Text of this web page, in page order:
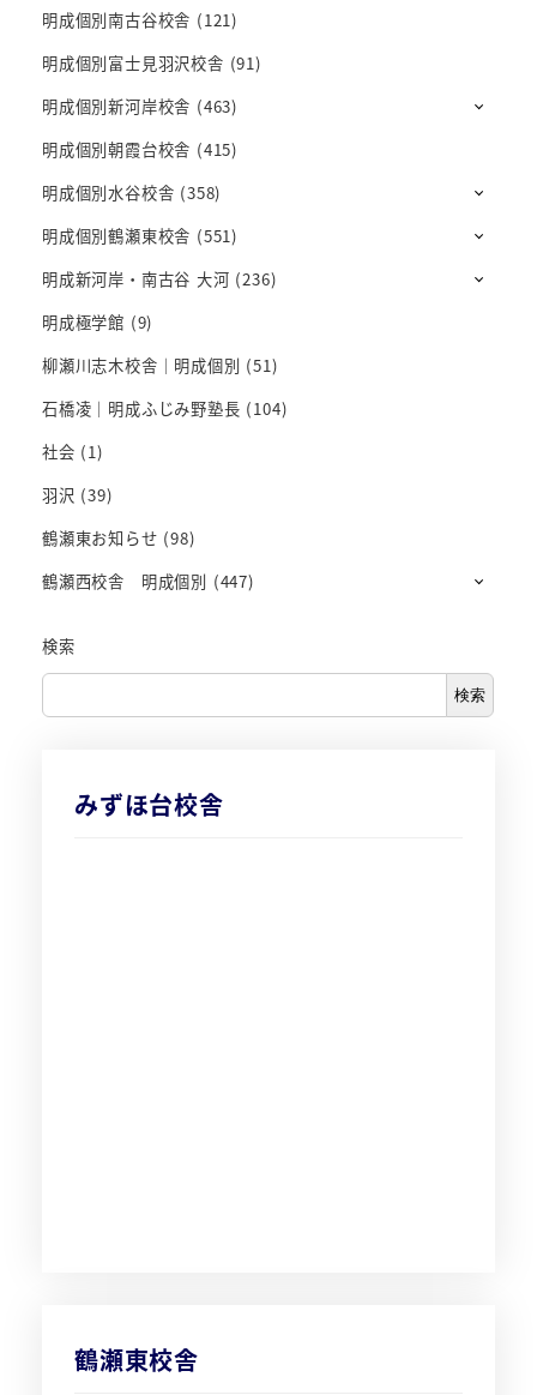
明成個別南古谷校舎 (121)
明成個別富士見羽沢校舎 (91)
明成個別新河岸校舎 (463)
明成個別朝霞台校舎 (415)
明成個別水谷校舎 (358)
明成個別鶴瀬東校舎 (551)
明成新河岸・南古谷 大河 (236)
明成極学館 (9)
柳瀬川志木校舎｜明成個別 (51)
石橋凌｜明成ふじみ野塾長 (104)
社会 (1)
羽沢 (39)
鶴瀬東お知らせ (98)
鶴瀬西校舎 明成個別 (447)
検索
検索
みずほ台校舎
鶴瀬東校舎